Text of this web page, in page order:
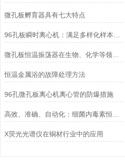
微孔板孵育器具有七大特点
恒温金属浴的故障处理方法
96孔微孔板离心机离心管的防爆措施
X荧光光谱仪在铜材行业中的应用